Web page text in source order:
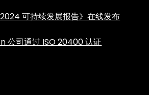
可持续发展报告》在线发布
公司通过 ISO 20400 认证